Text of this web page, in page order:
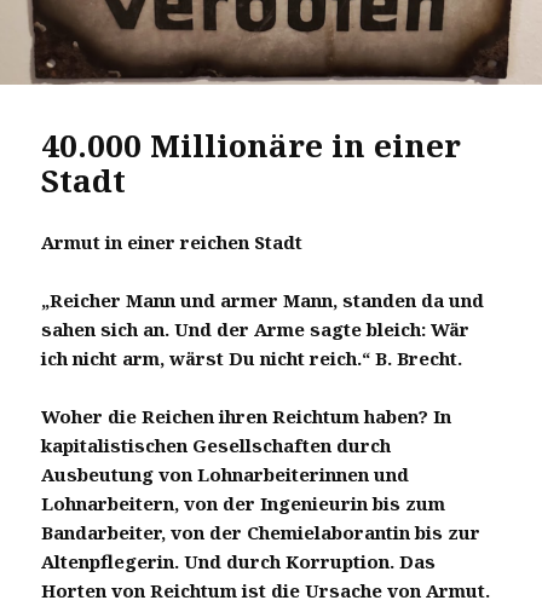
40.000 Millionäre in einer
Stadt
Armut in einer reichen Stadt
„Reicher Mann und armer Mann, standen da und
sahen sich an. Und der Arme sagte bleich: Wär
ich nicht arm, wärst Du nicht reich.“ B. Brecht.
Woher die Reichen ihren Reichtum haben? In
kapitalistischen Gesellschaften durch
Ausbeutung von Lohnarbeiterinnen und
Lohnarbeitern, von der Ingenieurin bis zum
Bandarbeiter, von der Chemielaborantin bis zur
Altenpflegerin. Und durch Korruption. Das
Horten von Reichtum ist die Ursache von Armut.